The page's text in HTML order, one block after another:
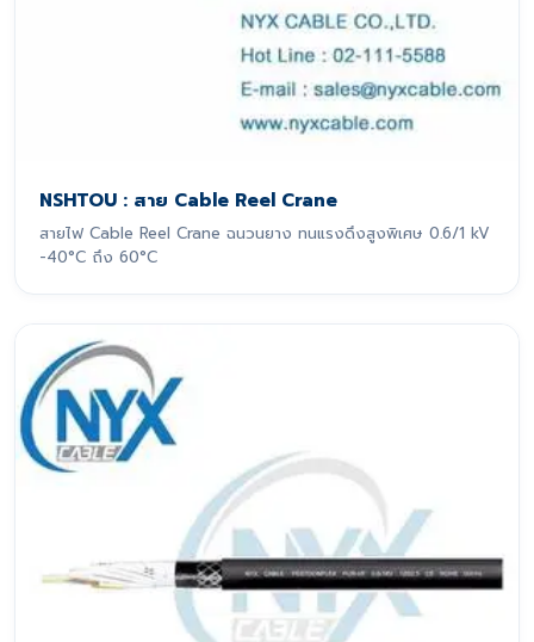
NSHTOU : สาย Cable Reel Crane
สายไฟ Cable Reel Crane ฉนวนยาง ทนแรงดึงสูงพิเศษ 0.6/1 kV
-40°C ถึง 60°C